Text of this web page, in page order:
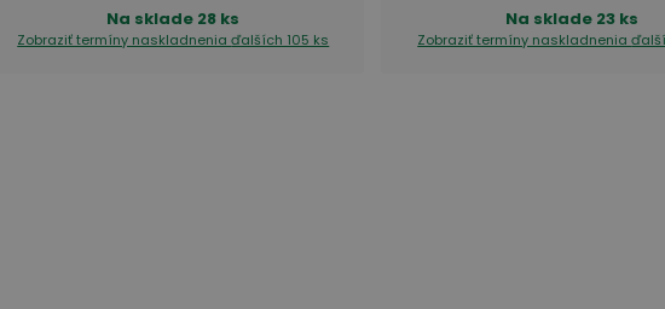
Na sklade 28 ks
Zobraziť termíny naskladneniaďalších 105 ks
Na sklade 23 ks
Zobraziť termíny naskladnenia